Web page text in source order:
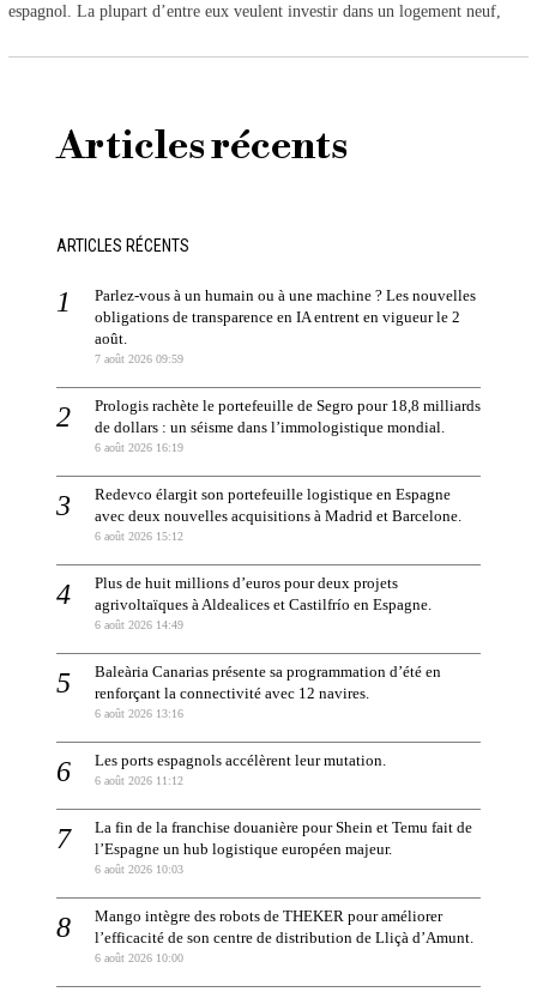
espagnol. La plupart d’entre eux veulent investir dans un logement neuf,
Articles récents
ARTICLES RÉCENTS
Parlez-vous à un humain ou à une machine ? Les nouvelles
obligations de transparence en IA entrent en vigueur le 2
août.
7 août 2026 09:59
Prologis rachète le portefeuille de Segro pour 18,8 milliards
de dollars : un séisme dans l’immologistique mondial.
6 août 2026 16:19
Redevco élargit son portefeuille logistique en Espagne
avec deux nouvelles acquisitions à Madrid et Barcelone.
6 août 2026 15:12
Plus de huit millions d’euros pour deux projets
agrivoltaïques à Aldealices et Castilfrío en Espagne.
6 août 2026 14:49
Baleària Canarias présente sa programmation d’été en
renforçant la connectivité avec 12 navires.
6 août 2026 13:16
Les ports espagnols accélèrent leur mutation.
6 août 2026 11:12
La fin de la franchise douanière pour Shein et Temu fait de
l’Espagne un hub logistique européen majeur.
6 août 2026 10:03
Mango intègre des robots de THEKER pour améliorer
l’efficacité de son centre de distribution de Lliçà d’Amunt.
6 août 2026 10:00